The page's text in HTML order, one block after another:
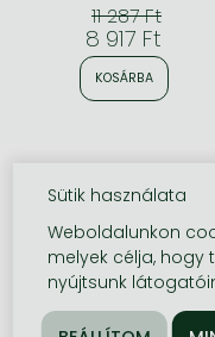
11 287 Ft
8 917 Ft
KOSÁRBA
Sütik használata
Weboldalunkon
melyek célja, hogy
nyújtsunk